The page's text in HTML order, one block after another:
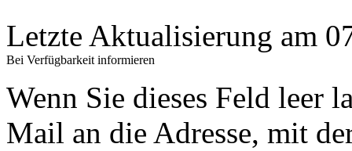
Letzte Aktualisierung am
Bei Verfügbarkeit informieren
Wenn Sie dieses Feld leer
Mail an die Adresse, mit